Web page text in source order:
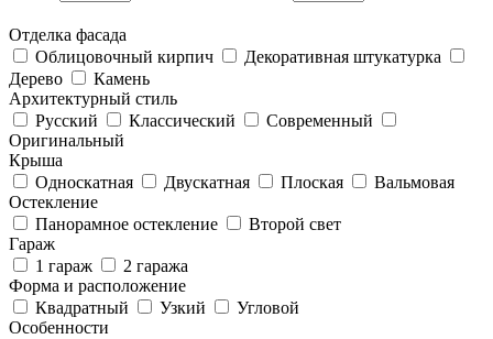
Отделка фасада
Облицовочный кирпич
Декоративная штукатурка
Дерево
Камень
Архитектурный стиль
Русский
Классический
Современный
Оригинальный
Крыша
Односкатная
Двускатная Плоская
Вальмовая
Остекление
Панорамное остекление
Второй свет
Гараж
1 гараж
2 гаража
Форма и расположение
Квадратный
Узкий
Угловой
Особенности